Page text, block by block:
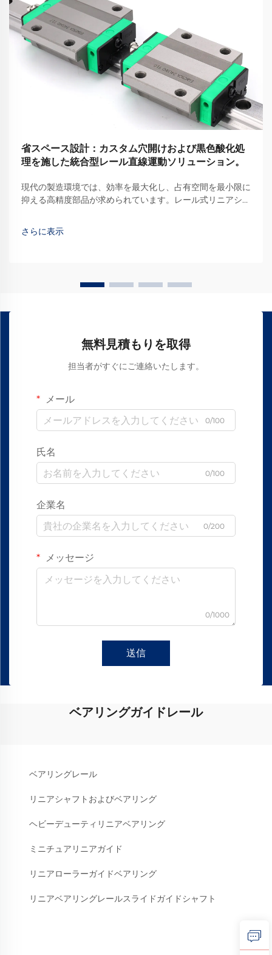
省スペース設計：カスタム穴開けおよび黒色酸化処
理を施した統合型レール直線運動ソリューション。
現代の製造環境では、効率を最大化し、占有空間を最小限に
抑える高精度部品が求められています。レール式リニアシス
制御を実現することで、産業用オートメーションを革新しま
した。
さらに表示
無料見積もりを取得
担当者がすぐにご連絡いたします。
メール
0/100
氏名
0/100
企業名
0/200
メッセージ
0/1000
送信
ベアリングガイドレール
ベアリングレール
リニアシャフトおよびベアリング
ヘビーデューティリニアベアリング
ミニチュアリニアガイド
リニアローラーガイドベアリング
リニアベアリングレールスライドガイドシャフト